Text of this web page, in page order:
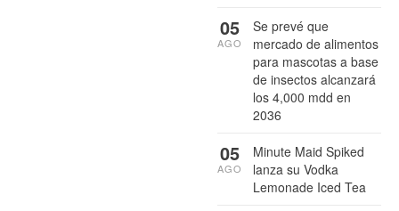
Se prevé que
mercado de alimentos
para mascotas a base
de insectos alcanzará
los 4,000 mdd en
2036
05
AGO
Minute Maid Spiked
lanza su Vodka
Lemonade Iced Tea
05
AGO